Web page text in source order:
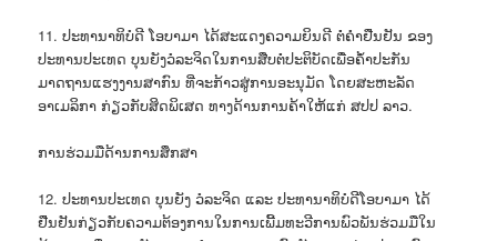
11. ປະທານາທິບໍດີ ໂອບາມາ ໄດ້ສະແດງຄວາມຍິນດີ ຕໍ່ຄຳຢືນຢັນ ຂອງ
ປະທານປະເທດ ບຸນຍັງວໍລະຈິດໃນການສືບຕໍ່ປະຕິບັດເພື່ອຄໍ້າປະກັນ
ມາດຖານແຮງງານສາກົນ ທີ່ຈະກ້າວສູ່ການອະນຸມັດ ໂດຍສະຫະລັດ
ອາເມລິກາ ກ່ຽວກັບສິດພິເສດ ທາງດ້ານການຄ້າໃຫ້ແກ່ ສປປ ລາວ.
ການຮ່ວມມືດ້ານການສຶກສາ
12. ປະທານປະເທດ ບຸນຍັງ ວໍລະຈິດ ແລະ ປະທານາທິບໍດີໂອບາມາ ໄດ້
ຢືນຢັນກ່ຽວກັບຄວາມຕ້ອງການໃນການເພີ້ມທະວີການພົວພັນຮ່ວມມືໃນ